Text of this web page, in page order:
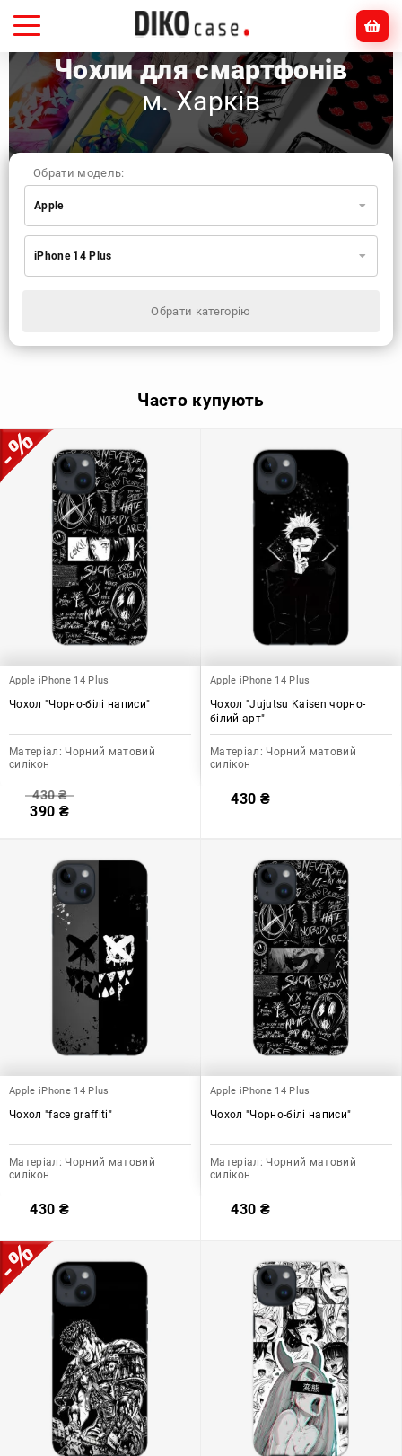
Чохли для смартфонів
м. Харків
Обрати категорію
Обрати модель:
Apple
Xiaomi
Apple
Huawei
Realme
TECNO
iPhone 14 Plus
Часто купують
Apple iPhone 14 Plus
Чохол "Чорно-білі написи"
Матеріал: Чорний матовий
силікон
430₴
390 ₴
Apple iPhone 14 Plus
Чохол "Jujutsu Kaisen чорно-
білий арт"
Матеріал: Чорний матовий
силікон
430 ₴
Apple iPhone 14 Plus
Чохол "face graffiti"
Матеріал: Чорний матовий
силікон
430 ₴
Apple iPhone 14 Plus
Чохол "Чорно-білі написи"
Матеріал: Чорний матовий
силікон
430 ₴